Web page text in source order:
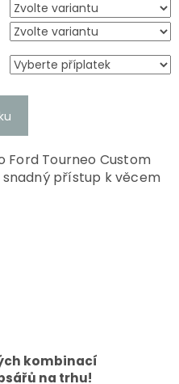
Ford Tourneo Custom
snadný přístup k věcem
kombinací
na trhu!